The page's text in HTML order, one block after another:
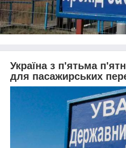
Україна з п'ятьма
для пасажирських